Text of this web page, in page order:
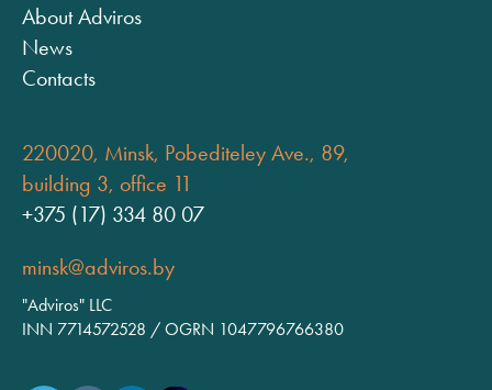
About Adviros
News
Contacts
220020, Minsk, Pobediteley Ave., 89,
building 3, office 11
+375 (17) 334 80 07
minsk@adviros.by
"Adviros" LLC
INN 7714572528 / OGRN 1047796766380